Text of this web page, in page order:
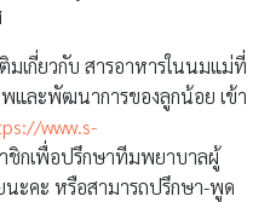
เกี่ยวกับ สารอาหารในนมแม่ที่
ละพัฒนาการของลูกน้อย เข้า
www.s-
ชิกเพื่อปรึกษาทีมพยาบาลผู้
นะคะ หรือสามารถปรึกษา-พูด